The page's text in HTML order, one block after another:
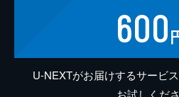
600
U-NEXTがお届けするサービ